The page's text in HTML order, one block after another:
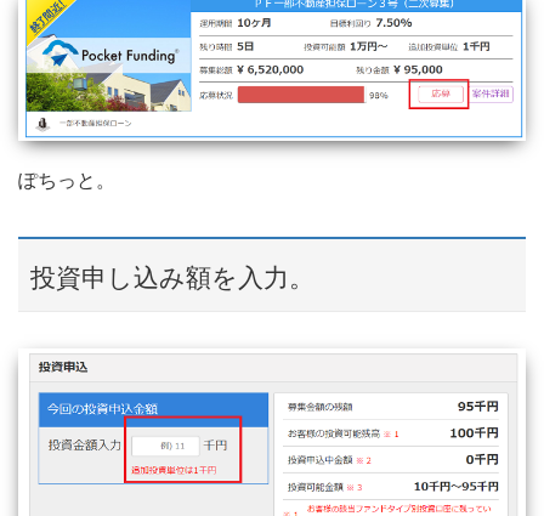
ぽちっと。
投資申し込み額を入力。